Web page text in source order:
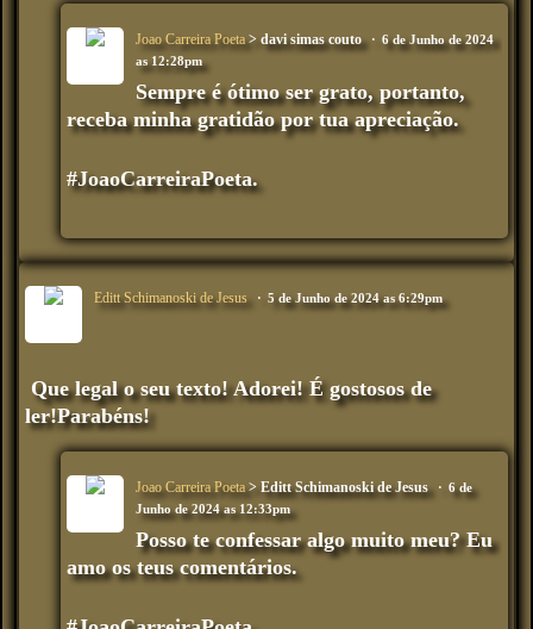
Joao Carreira Poeta> davi simas couto
6 de Junho de 2024
as 12:28pm
Sempre é ótimo ser grato, portanto,
receba minha gratidão por tua apreciação.
#JoaoCarreiraPoeta.
Editt Schimanoski de Jesus 5 de Junho de 2024 as 6:29pm
Que legal o seu texto! Adorei! É gostosos de
ler!Parabéns!
Joao Carreira Poeta> Editt Schimanoski de Jesus
6 de
Junho de 2024 as 12:33pm
Posso te confessar algo muito meu? Eu
amo os teus comentários.